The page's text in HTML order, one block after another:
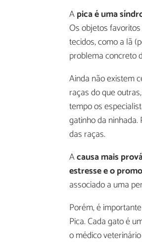
Apica é uma
Os objetos
tecidos, como a lã
problema concreto
Ainda não existem
raças do que
tempo os
gatinho da
das raças.
Acausa mais
estresse e o
associado a uma
Porém, é
Pica. Cada gato é
o médico